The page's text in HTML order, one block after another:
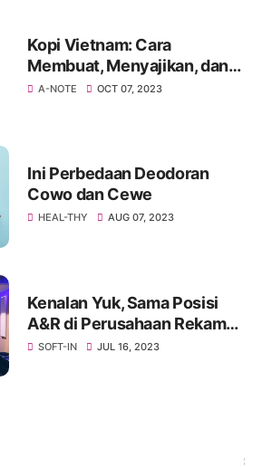
Kopi Vietnam: Cara
Membuat, Menyajikan, dan
Menikmati Harus Kamu
A-NOTE OCT 07, 2023
Ini Perbedaan Deodoran
Cowo dan Cewe
HEAL-THY AUG 07, 2023
Kenalan Yuk, Sama Posisi
A&R di Perusahaan Rekaman
Maupun Hiburan
SOFT-IN JUL 16, 2023